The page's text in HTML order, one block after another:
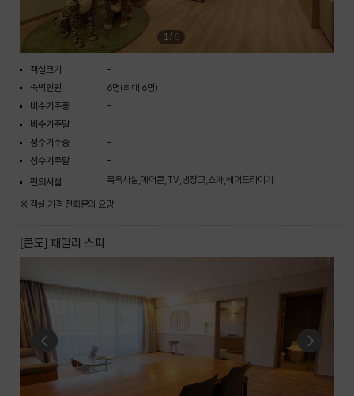
1/ 5
객실크기
-
숙박인원
6명(최대 6명)
비수기주중
-
비수기주말
-
성수기주중
-
성수기주말
-
편의시설
목욕시설,에어콘,TV,냉장고,쇼파,헤어드라이기
※ 객실 가격 전화문의 요망
[콘도] 패밀리 스파